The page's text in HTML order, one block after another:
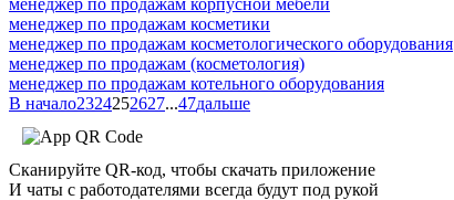
менеджер по продажам косметики
менеджер по продажам косметологического оборудования
менеджер по продажам (косметология)
менеджер по продажам котельного оборудования
В начало2324252627...47дальше
Сканируйте QR-код, чтобы скачать приложение
И чаты с работодателями всегда будут под рукой